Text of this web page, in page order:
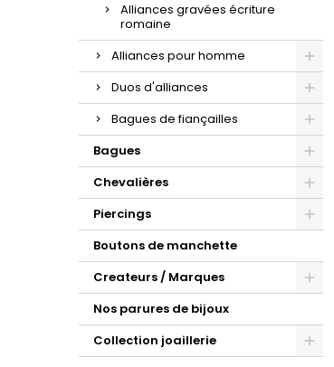
Alliances gravées écriture
romaine
Alliances pour homme
Duos d'alliances
Bagues de fiançailles
Bagues
Chevalières
Piercings
Boutons de manchette
Createurs / Marques
Nos parures de bijoux
Collection joaillerie